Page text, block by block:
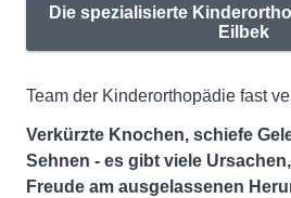
Die spezialisierte
Eilbek
Team der Kinderorthopädie fast
Verkürzte Knochen, schiefe
Sehnen - es gibt viele
Freude am ausgelassenen